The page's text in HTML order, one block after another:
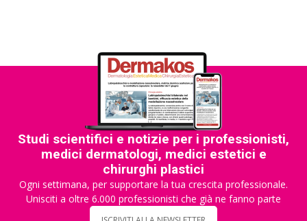
Studi scientifici e notizie per i professionisti,
medici dermatologi, medici estetici e
chirurghi plastici
Ogni settimana, per supportare la tua crescita professionale.
Unisciti a oltre 6.000 professionisti che già ne fanno parte